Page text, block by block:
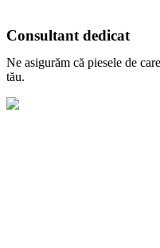
Consultant dedicat
Ne asigurăm că piesele de
tău.